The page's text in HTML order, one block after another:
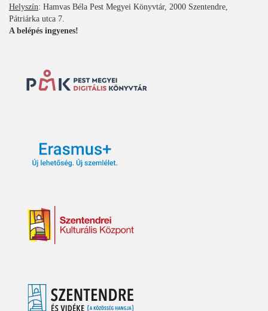
Helyszín: Hamvas Béla Pest Megyei Könyvtár, 2000 Szentendre,
Pátriárka utca 7.
A belépés ingyenes!